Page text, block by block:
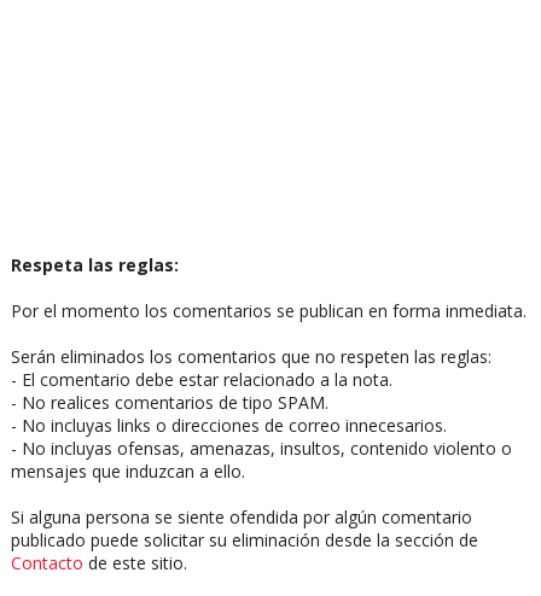
Respeta las reglas:
Por el momento los comentarios se publican en forma inmediata.
Serán eliminados los comentarios que no respeten las reglas:
- El comentario debe estar relacionado a la nota.
- No realices comentarios de tipo SPAM.
- No incluyas links o direcciones de correo innecesarios.
- No incluyas ofensas, amenazas, insultos, contenido violento o
mensajes que induzcan a ello.
Si alguna persona se siente ofendida por algún comentario
publicado puede solicitar su eliminación desde la sección de
Contacto de este sitio.